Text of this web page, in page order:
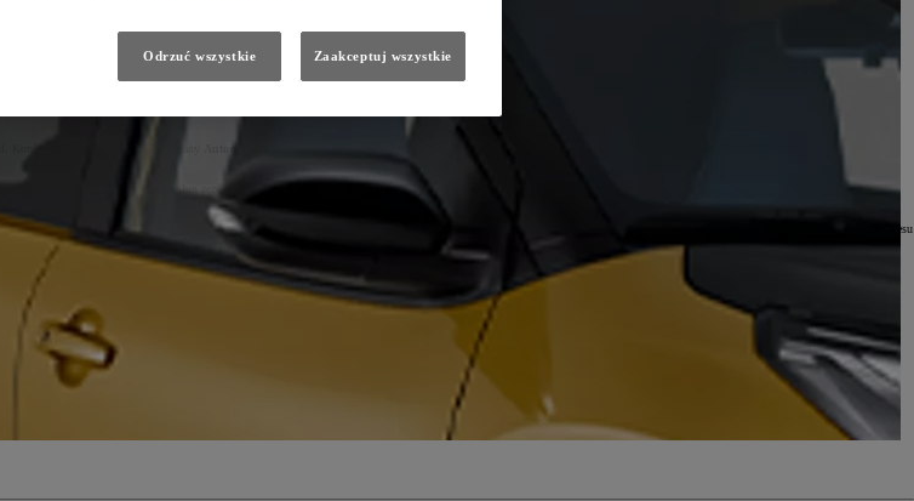
i przekazanymi danymi, Toyota Central Europe Sp. z o.o., 02-673 Warszawa, ul. Konstruktorska 5 (TCE) oraz wybrany diler są administratorami Twoich danych.
osób fizycznych w związku z przetwarzaniem danych osobowych i w sprawie swobodnego przepływu takich danych oraz uchylenia dyrektywy 95/46/WE (RODO))
zgłoszenia chęci skorzystania z usług przeglądu lub serwisu oraz w razie zawarcia umowy na takie usługi w celu jej wykonania (podstawa z art. 6 ust 1 lit. b RODO),
(podstawa z art. 6 ust. 1 lit. f RODO) (np. zapłata mandatu);
optymalizacji procesów obsługi, budowania wiedzy o klientach Toyota, analizy finansowej TCE oraz sieci dilerskiej, będących realizacją naszego prawnie uzasadnionego interesu
z działaniem sieci dilerskiej) (podstawa z art. 6 ust. 1 lit. f RODO);
na wypadek prawnej potrzeby wykazania faktów (art. 6 ust. 1 lit. f RODO);
zakresie usług IT, usług marketingowych, badań rynku, call center, spółki z grupy TOYOTA;
się roszczenia związane z usługą;
sprzeciwu, z zastrzeżeniem konieczności przetwarzania danych do końca okresu niezbędnego do ustalenia, dochodzenia lub obrony roszczeń.
prawo do przenoszenia danych, prawo wniesienia sprzeciwu wobec przetwarzania danych, prawo wniesienia sprzeciwu wobec profilowania;
osobowych narusza przepisy RODO;
uzasadnionego interesu, opisanego powyżej. Przestaniemy przetwarzać Twoje dane w tych celach, chyba że będziemy w stanie wykazać, że w stosunku do tych danych istnieją
ewentualnego ustalenia, dochodzenia lub obrony roszczeń;
Odrzuć wszystkie Zaakceptuj wszystkie